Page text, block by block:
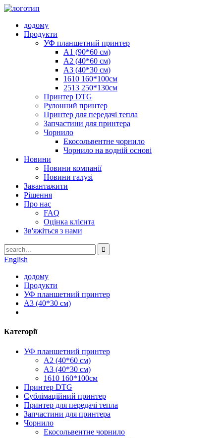
додому
Продукти
УФ планшетний принтер
A1 (90*60 см)
A2 (40*60 см)
A3 (40*30 см)
1610 160*100см
2513 250*130см
Принтер DTG
Рулонний принтер
Принтер для передачі тепла
Запчастини для принтера
Чорнило
Екосольвентне чорнило
Чорнило на водній основі
Новини
Новини компанії
Новини галузі
Завантажити
Рішення
Про нас
FAQ
Оцінка клієнта
Зв'яжіться з нами
English
додому
Продукти
УФ планшетний принтер
A3 (40*30 см)
Категорії
УФ планшетний принтер
A2 (40*60 см)
A3 (40*30 см)
1610 160*100см
Принтер DTG
Сублімаційний принтер
Принтер для передачі тепла
Запчастини для принтера
Чорнило
Екосольвентне чорнило